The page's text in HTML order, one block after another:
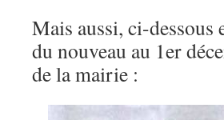
Mais aussi, ci-
du nouveau au 1er
de la mairie :